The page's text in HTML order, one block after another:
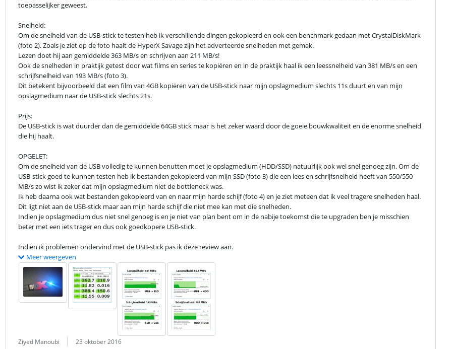
toepasselijker geweest.
Snelheid:
Om de snelheid van de USB-stick te testen heb ik verschillende dingen gekopieerd en ook een benchmark gedaan met CrystalDiskMark
(foto 2). Zoals je ziet op de foto haalt de HyperX Savage zijn het adverteerde snelheden met gemak.
Lezen doet hij aan gemiddelde 363 MB/s en schrijven aan 211 MB/s!
Ook de snelheden in praktijk getest door wat films en series te kopiëren en in de praktijk haal ik een leessnelheid van 381 MB/s en een
schrijfsnelheid van 193 MB/s (foto 3).
Dit betekent bijvoorbeeld dat een film van 4GB kopiëren van de USB-stick naar mijn opslagmedium slechts 11s duurt en van mijn
opslagmedium naar de USB-stick slechts 21s.
Prijs:
De USB-stick is wat duurder dan de gemiddelde 64GB stick maar is het zeker waard door de goeie bouwkwaliteit en de enorme snelheid
die hij haalt.
OPGELET:
Om de snelheid van de USB volledig te kunnen benutten moet je opslagmedium (HDD/SSD) natuurlijk ook wel snel genoeg zijn. Om de
USB-stick goed te kunnen testen heb ik bestanden gekopieerd van mijn SSD (foto 3) die een lees en schrijfsnelheid heeft van 550/550
MB/s zo wist ik zeker dat mijn opslagmedium niet de bottleneck was.
Ik heb daarna ook wat bestanden gekopieerd van en naar mijn harde schijf (foto 4) en je ziet meteen dat ik veel tragere snelheden haal.
Dit ligt niet aan de USB-stick maar aan mijn harde schijf die niet mee kan met die snelheden.
Indien je opslagmedium dus niet snel genoeg is en je niet van plan bent om in de nabije toekomst die te upgraden ben je misschien
beter met een iets trager en dus ook goedkopere USB-stick.
Indien ik problemen ondervind met de USB-stick pas ik deze review aan.
Meer weergeven
Beoordeling door:
Ziyed Manoubi
Datum: 23 oktober 2016